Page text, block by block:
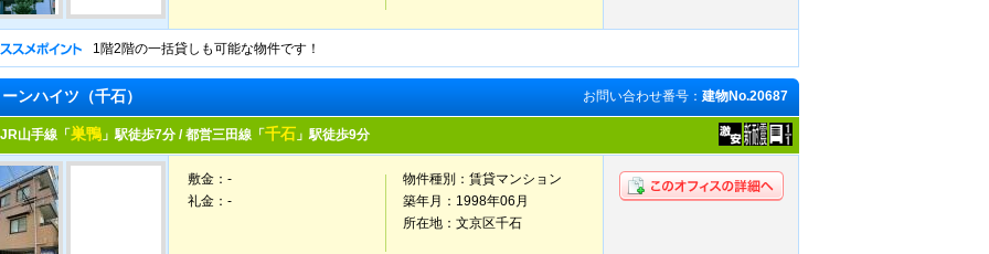
1階2階の一括貸しも可能な物件です！
ンハイツ（千石） お問い合わせ番号： 建物No.20687
JR山手線「 巣鴨 」駅徒歩7分 / 都営三田線「 千石 」駅徒歩9分
物件種別： 賃貸マンション
敷金：-
築年月： 1998年06月
礼金：-
所在地： 文京区千石